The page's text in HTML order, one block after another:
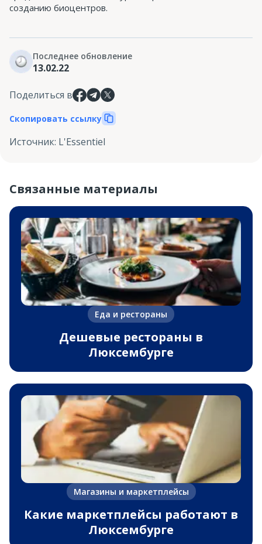
созданию биоцентров.
Последнее обновление
13.02.22
Поделиться в
Скопировать ссылку
Источник: L'Essentiel
Связанные материалы
Еда и рестораны
Дешевые рестораны в
Люксембурге
Магазины и маркетплейсы
Какие маркетплейсы работают в
Люксембурге